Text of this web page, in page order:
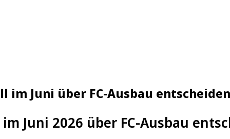
im Juni über FC-Ausbau entscheiden
Juni 2026 über FC-Ausbau